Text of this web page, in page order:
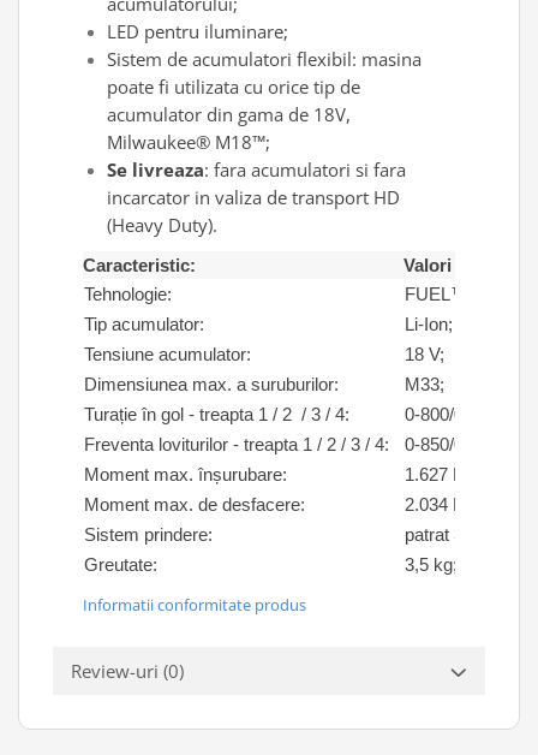
LED pentru iluminare;
Sistem de acumulatori flexibil: masina
poate fi utilizata cu orice tip de
acumulator din gama de 18V,
Milwaukee® M18™;
Se livreaza: fara acumulatori si fara
incarcator in valiza de transport HD
(Heavy Duty).
Caracteristic:
Valori
Tehnologie:
FUEL™
Tip acumulator:
Li-Ion;
Tensiune acumulator:
18 V;
Dimensiunea max. a suruburilor:
M33;
Turație în gol - treapta 1 / 2 / 3 / 4:
0-800/0-1300/0-
Freventa loviturilor - treapta 1 / 2 / 3 / 4:
0-850/0-1850/0-
Moment max. înșurubare:
1.627 Nm;
Moment max. de desfacere:
2.034 Nm;
Sistem prindere:
patrat 3/4”- cu
Greutate:
3,5 kg;
Informatii conformitate produs
Review-uri (0)